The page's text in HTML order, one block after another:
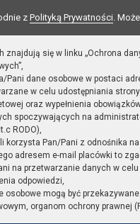
z Polityką Prywatności.
znajdują się w linku „Ochrona
Pani dane osobowe w postaci
w celu udostępniania strony
oraz wypełnienia
spoczywających na
RODO),
korzysta Pan/Pani z odnośnika
adresem e-mail placówki to
na przetwarzanie danych w celu
odpowiedzi,
osobowe mogą być
organom ochrony prawnej